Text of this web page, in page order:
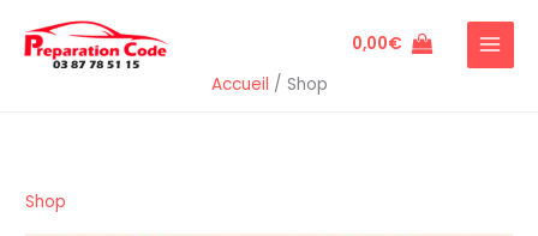
contenu
0,00€
Accueil / Shop
Shop